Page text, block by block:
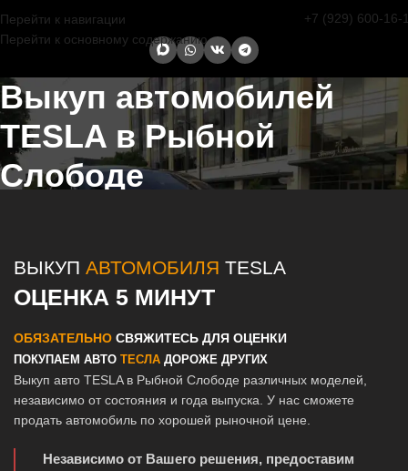
Перейти к навигации
Перейти к основному содержанию
+7 (929) 600-16-
Выкуп автомобилей
TESLA в Рыбной
Слободе
ВЫКУП АВТОМОБИЛЯ TESLA
ОЦЕНКА 5 МИНУТ
ОБЯЗАТЕЛЬНО СВЯЖИТЕСЬ ДЛЯ ОЦЕНКИ
ПОКУПАЕМ АВТО ТЕСЛА ДОРОЖЕ ДРУГИХ
Выкуп авто TESLA в Рыбной Слободе различных моделей,
независимо от состояния и года выпуска. У нас сможете
продать автомобиль по хорошей рыночной цене.
Независимо от Вашего решения, предоставим